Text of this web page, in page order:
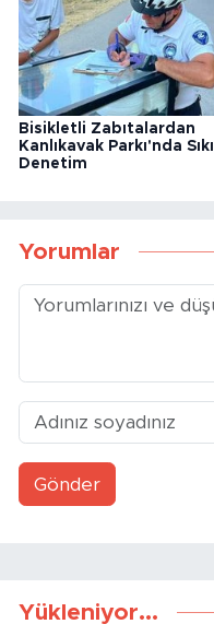
Bisikletli Zabıtalardan
Kanlıkavak Parkı'nda Sıkı
Denetim
Yorumlar
Gönder
Yükleniyor...